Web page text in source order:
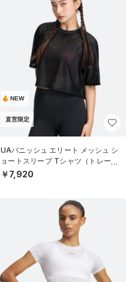
NEW
直営限定
UAバニッシュ エリート メッシュ シ
ョートスリーブ Tシャツ（トレーニ
ング/WOMEN）
￥7,920